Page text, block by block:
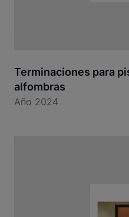
Terminaciones para
alfombras
Año 2024